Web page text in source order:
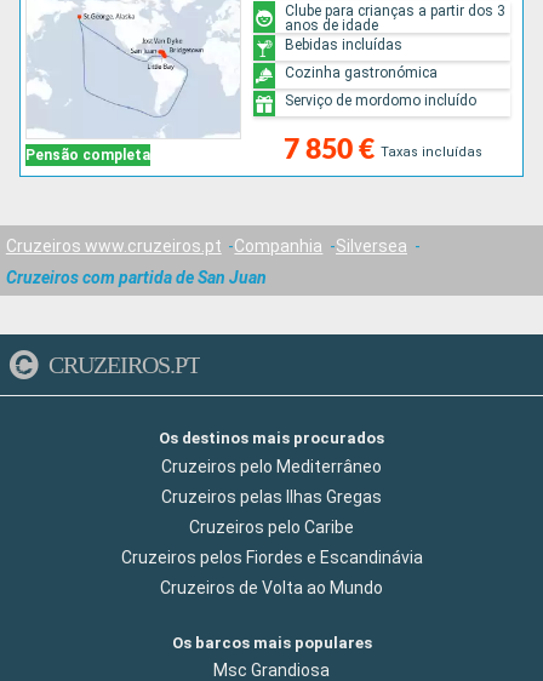
Pensão completa 7 850 € Taxas incluídas
Clube para crianças a partir dos 3
anos de idade
Bebidas incluídas
Cozinha gastronómica
Serviço de mordomo incluído
Cruzeiros www.cruzeiros.pt Companhia
Silversea
Cruzeiros com partida de San Juan
CRUZEIROS.PT
Os destinos mais procurados
Cruzeiros pelo Mediterrâneo
Cruzeiros pelas Ilhas Gregas
Cruzeiros pelo Caribe
Cruzeiros pelos Fiordes e Escandinávia
Cruzeiros de Volta ao Mundo
Os barcos mais populares
Msc Grandiosa